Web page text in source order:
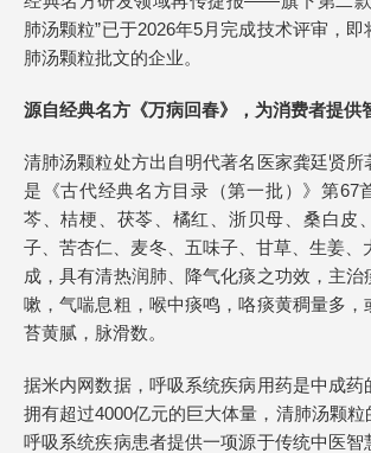
肺汤颗粒”已于2026年5月完成技术评审，
肺汤颗粒批文的企业。
源自经典名方 《万病回春》 ，为消费者提供
清肺汤颗粒处方出自明代著名医家龚廷贤所
是《古代经典名方目录（第一批）》第67
芩、桔梗、茯苓、橘红、浙贝母、桑白皮
子、苦杏仁、麦冬、五味子、甘草、生姜、
成，具有清热润肺、降气化痰之功效，主
嗽，气喘息粗，喉中痰鸣，咯痰黄稠量多，
苔黄腻，脉滑数。
据米内网数据，呼吸系统疾病用药是中成药
拥有超过4000亿元的巨大体量，清肺汤颗粒
呼吸系统疾病患者提供一项源于传统中医智